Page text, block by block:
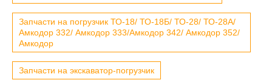
Запчасти на погрузчик ТО-18/ ТО-18Б/ ТО-28/ ТО-28А/
Амкодор 332/ Амкодор 333/Амкодор 342/ Амкодор 352/
Амкодор
Запчасти на экскаватор-погрузчик